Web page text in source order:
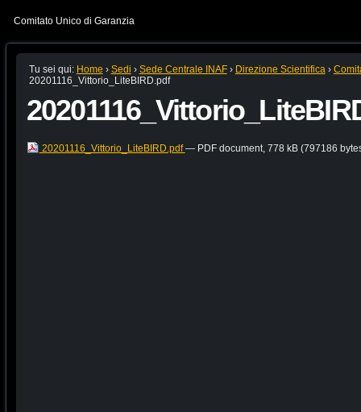
Comitato Unico di Garanzia
Tu sei qui: Home › Sedi › Sede Centrale INAF › Direzione Scientifica ›
20201116_Vittorio_LiteBIRD.pdf
20201116_Vittorio_LiteBIRD.pdf— PDF document, 778 kB (797186